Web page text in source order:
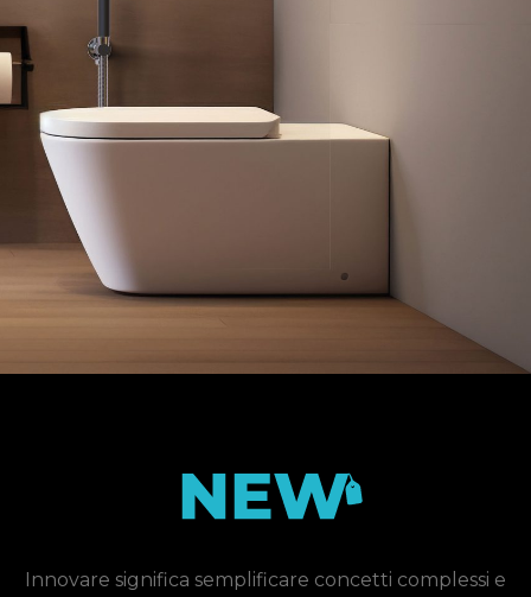
Innovare significa semplificare concetti complessi e